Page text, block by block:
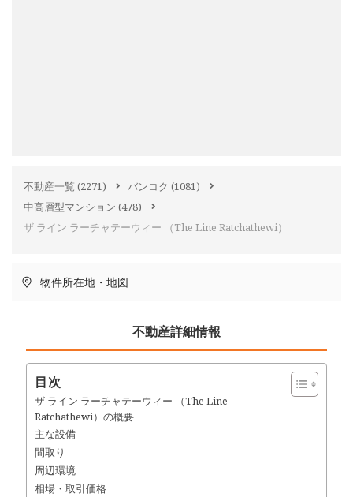
不動産一覧 (2271) バンコク (1081)
中高層型マンション (478)
ザ ライン ラーチャテーウィー （The Line Ratchathewi）
物件所在地・地図
不動産詳細情報
目次
ザ ライン ラーチャテーウィー （The Line
Ratchathewi）の概要
主な設備
間取り
周辺環境
相場・取引価格